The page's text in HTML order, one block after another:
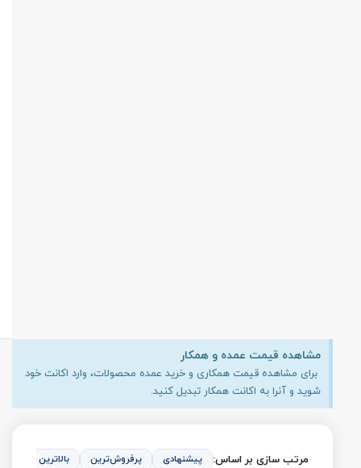
مشاهده قیمت عمده و همکار
برای مشاهده قیمت همکاری و خرید عمده محصولات، وارد اکانت خود
شوید و آنرا به اکانت همکار تبدیل کنید.
مرتب سازی بر اساس: پیشنهادی پرفروش‌ترین بالاترین امتیاز